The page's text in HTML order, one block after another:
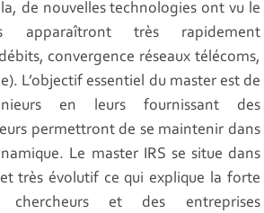
de nouvelles technologies ont vu le
apparaîtront très rapidement
convergence réseaux télécoms,
L’objectif essentiel du master est de
en leurs fournissant des
permettront de se maintenir dans
Le master IRS se situe dans
très évolutif ce qui explique la forte
chercheurs et des entreprises